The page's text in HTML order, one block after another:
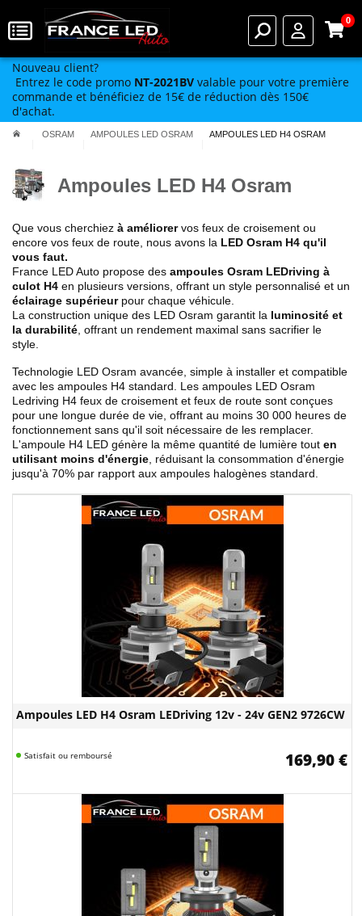
0
Nouveau client?
Entrez le code promo NT-2021BV valable pour votre première
commande et bénéficiez de 15€ de réduction dès 150€
d'achat.
OSRAM AMPOULES LED OSRAM AMPOULES LED H4 OSRAM
Ampoules LED H4 Osram
Que vous cherchiez à améliorervos feux de croisement ou
encore vos feux de route, nous avons la LED Osram H4 qu'il
vous faut.
France LED Auto propose des ampoules Osram LEDriving à
culot H4 en plusieurs versions, offrant un style personnalisé et un
éclairage supérieurpour chaque véhicule.
La construction unique des LED Osram garantit la luminosité et
la durabilité , offrant un rendement maximal sans sacrifier le
style.
Technologie LED Osram avancée, simple à installer et compatible
avec les ampoules H4 standard. Les ampoules LED Osram
Ledriving H4 feux de croisement et feux de route sont conçues
pour une longue durée de vie, offrant au moins 30 000 heures de
fonctionnement sans qu'il soit nécessaire de les remplacer.
L'ampoule H4 LED génère la même quantité de lumière tout en
utilisant moins d'énergie , réduisant la consommation d'énergie
jusqu'à 70% par rapport aux ampoules halogènes standard.
Ampoules LED H4 Osram LEDriving 12v - 24v GEN2 9726CW
Satisfait ou remboursé 169,90 €